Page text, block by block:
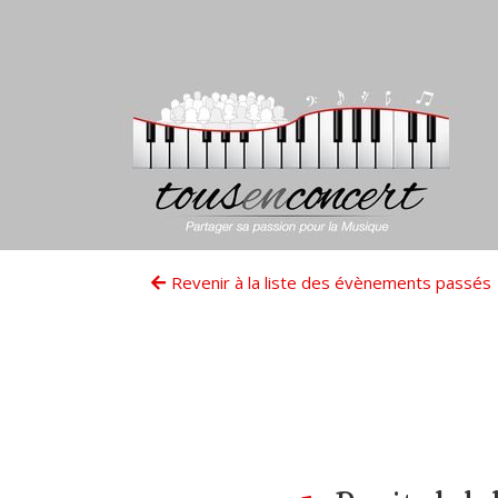
Revenir à la liste des évènements passés